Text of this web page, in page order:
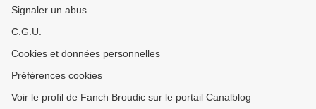
Signaler un abus
C.G.U.
Cookies et données personnelles
Préférences cookies
Voir le profil de Fanch Broudic sur le portail Canalblog